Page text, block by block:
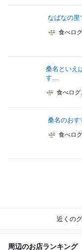
なばなの里
食べロ
桑名といえ
す...
食べログ
桑名のおす
食べロ
近くの
周辺のお店ランキング